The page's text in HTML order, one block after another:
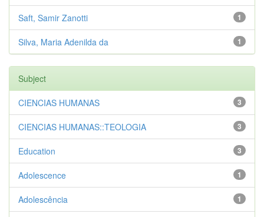
1
Saft, Samir Zanotti
1
Silva, Maria Adenilda da
Subject
3
CIENCIAS HUMANAS
3
CIENCIAS HUMANAS::TEOLOGIA
3
Education
1
Adolescence
1
Adolescência